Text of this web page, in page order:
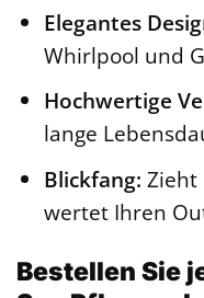
Elegantes
Whirlpool und
Hochwertige
lange
Blickfang: Zieht
wertet Ihren
Bestellen Sie